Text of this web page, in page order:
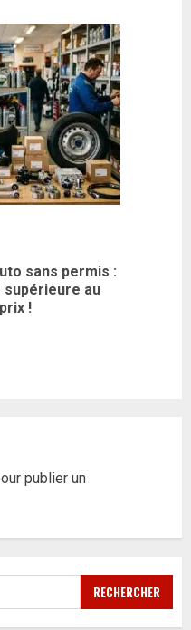
sans permis :
supérieure au
!
publier un